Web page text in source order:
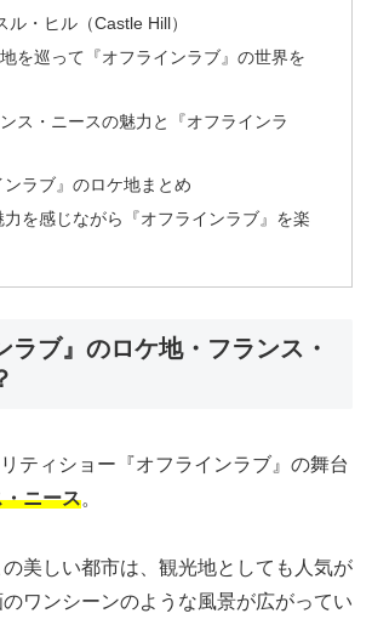
・ヒル（Castle Hill）
を巡って『オフラインラブ』の世界を
ス・ニースの魅力と『オフラインラ
ンラブ』のロケ地まとめ
力を感じながら『オフラインラブ』を楽
ラブ』のロケ地・フランス・
ティショー『オフラインラブ』の舞台
ニース。
美しい都市は、観光地としても人気が
ワンシーンのような風景が広がってい